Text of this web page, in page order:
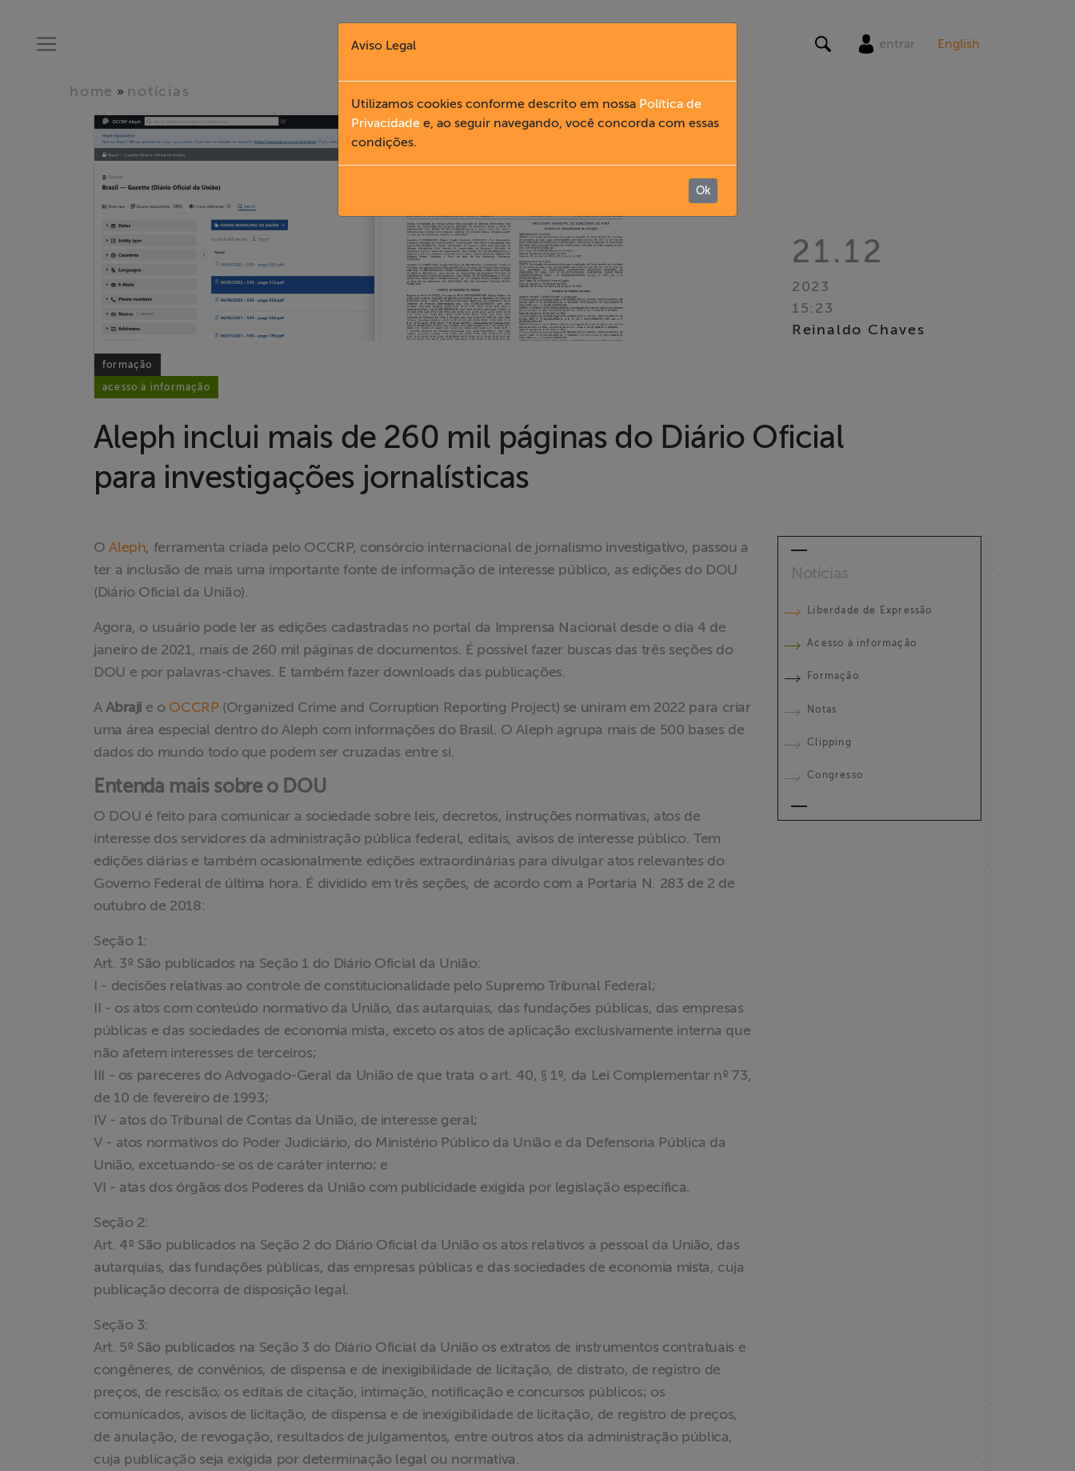
Proteção Legal
Documentários
Homenageados
entrar English
home » notícias
21.12
2023
15:23
Reinaldo Chaves
formação
acesso à informação
Aleph inclui mais de 260 mil páginas do Diário Oficial
para investigações jornalísticas
OAleph, ferramenta criada pelo OCCRP, consórcio internacional de jornalismo investigativo, passou a
ter a inclusão de mais uma importante fonte de informação de interesse público, as edições do DOU
(Diário Oficial da União).
Agora, o usuário pode ler as edições cadastradas no portal da Imprensa Nacional desde o dia 4 de
janeiro de 2021, mais de 260 mil páginas de documentos. É possível fazer buscas das três seções do
DOU e por palavras-chaves. E também fazer downloads das publicações.
AAbraji e o OCCRP(Organized Crime and Corruption Reporting Project) se uniram em 2022 para criar
uma área especial dentro do Aleph com informações do Brasil. O Aleph agrupa mais de 500 bases de
dados do mundo todo que podem ser cruzadas entre si.
Entenda mais sobre o DOU
O DOU é feito para comunicar a sociedade sobre leis, decretos, instruções normativas, atos de
interesse dos servidores da administração pública federal, editais, avisos de interesse público. Tem
edições diárias e também ocasionalmente edições extraordinárias para divulgar atos relevantes do
Governo Federal de última hora. É dividido em três seções, de acordo com a Portaria N. 283 de 2 de
outubro de 2018:
Seção 1:
Art. 3º São publicados na Seção 1 do Diário Oficial da União:
I - decisões relativas ao controle de constitucionalidade pelo Supremo Tribunal Federal;
II - os atos com conteúdo normativo da União, das autarquias, das fundações públicas, das empresas
públicas e das sociedades de economia mista, exceto os atos de aplicação exclusivamente interna que
não afetem interesses de terceiros;
III - os pareceres do Advogado-Geral da União de que trata o art. 40, § 1º, da Lei Complementar nº 73,
de 10 de fevereiro de 1993;
IV - atos do Tribunal de Contas da União, de interesse geral;
V - atos normativos do Poder Judiciário, do Ministério Público da União e da Defensoria Pública da
União, excetuando-se os de caráter interno; e
VI - atas dos órgãos dos Poderes da União com publicidade exigida por legislação específica.
Seção 2:
Art. 4º São publicados na Seção 2 do Diário Oficial da União os atos relativos a pessoal da União, das
autarquias, das fundações públicas, das empresas públicas e das sociedades de economia mista, cuja
publicação decorra de disposição legal.
Seção 3:
Art. 5º São publicados na Seção 3 do Diário Oficial da União os extratos de instrumentos contratuais e
congêneres, de convênios, de dispensa e de inexigibilidade de licitação, de distrato, de registro de
preços, de rescisão; os editais de citação, intimação, notificação e concursos públicos; os
comunicados, avisos de licitação, de dispensa e de inexigibilidade de licitação, de registro de preços,
de anulação, de revogação, resultados de julgamentos, entre outros atos da administração pública,
cuja publicação seja exigida por determinação legal ou normativa.
Notícias
Liberdade de Expressão
Acesso à informação
Formação
Notas
Clipping
Congresso
Aviso Legal
Utilizamos cookies conforme descrito em nossa Política de
Privacidade e, ao seguir navegando, você concorda com essas
condições.
Ok